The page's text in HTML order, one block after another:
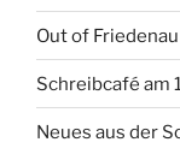
Out of
Schreibcafé am
Neues aus der